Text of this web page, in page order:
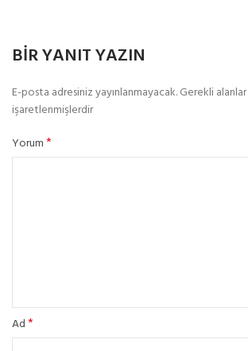
BIR YANIT YAZIN
E-posta adresiniz yayınlanmayacak.Gerekli alanlar
işaretlenmişlerdir
Yorum*
Ad*